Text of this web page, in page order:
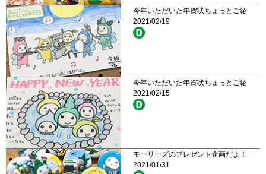
今年いただいた年賀状ちょっとご紹
2021/02/19
今年いただいた年賀状ちょっとご紹
2021/02/15
モーリーズのプレゼント企画だよ！
2021/01/31